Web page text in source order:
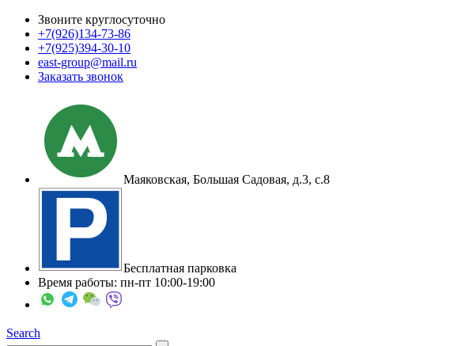
Звоните круглосуточно
+7(926)134-73-86
+7(925)394-30-10
east-group@mail.ru
Заказать звонок
Маяковская, Большая Садовая, д.3, с.8
Бесплатная парковка
Время работы: пн-пт 10:00-19:00
Search